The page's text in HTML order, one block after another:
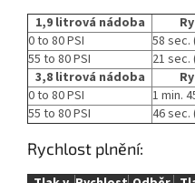
1,9 litrová nádoba
0 to 80 PSI
58 sec.
55 to 80 PSI
21 sec.
3,8 litrová nádoba
0 to 80 PSI
1 min.
55 to 80 PSI
46 sec.
Rychlost plnění: